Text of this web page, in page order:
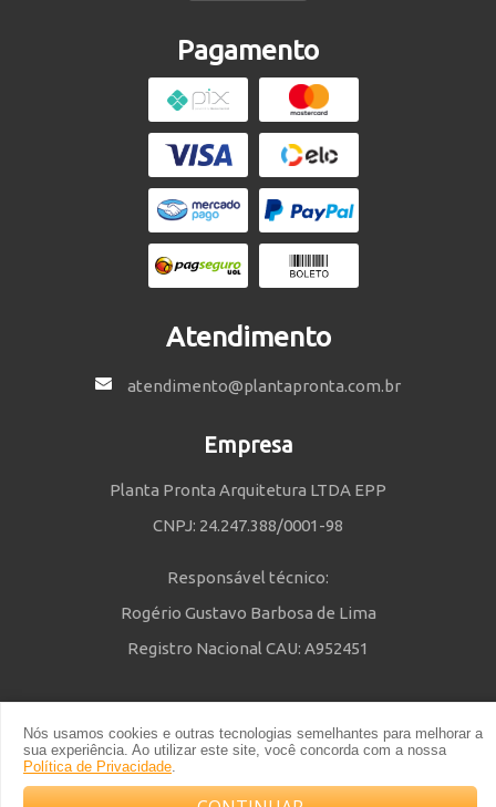
Nós usamos cookies e outras tecnologias semelhantes para melhorar a
sua experiência. Ao utilizar este site, você concorda com a nossa
Política de Privacidade.
Pagamento
Atendimento
atendimento@plantapronta.com.br
Empresa
Planta Pronta Arquitetura LTDA EPP
CNPJ: 24.247.388/0001-98
Responsável técnico:
Rogério Gustavo Barbosa de Lima
Registro Nacional CAU: A952451
Política de Privacidade eTermos e Condições | © 2014 - 2021 Powered
by Planta Pronta